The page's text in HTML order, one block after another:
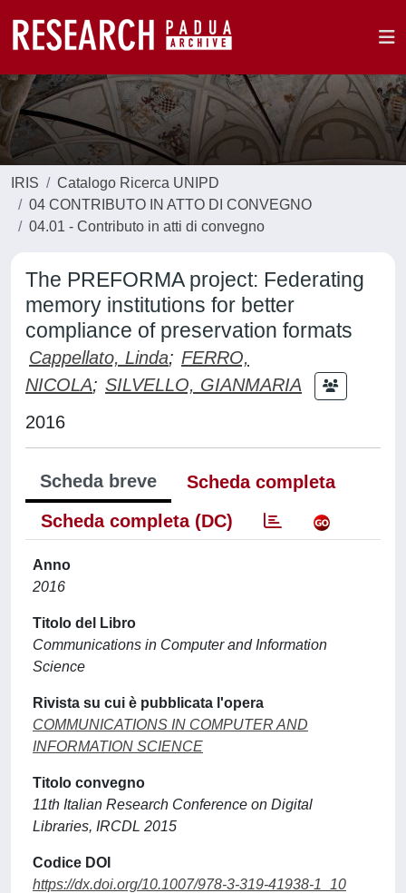
IRIS
Catalogo Ricerca UNIPD
04 CONTRIBUTO IN ATTO DI CONVEGNO
04.01 - Contributo in atti di convegno
The PREFORMA project: Federating
memory institutions for better
compliance of preservation formats
Cappellato, Linda; FERRO,
NICOLA; SILVELLO, GIANMARIA
2016
Scheda breve
Scheda completa
Scheda completa (DC)
Anno
2016
Titolo del Libro
Communications in Computer and Information
Science
Rivista su cui è pubblicata l'opera
COMMUNICATIONS IN COMPUTER AND
INFORMATION SCIENCE
Titolo convegno
11th Italian Research Conference on Digital
Libraries, IRCDL 2015
Codice DOI
https://dx.doi.org/10.1007/978-3-319-41938-1_10